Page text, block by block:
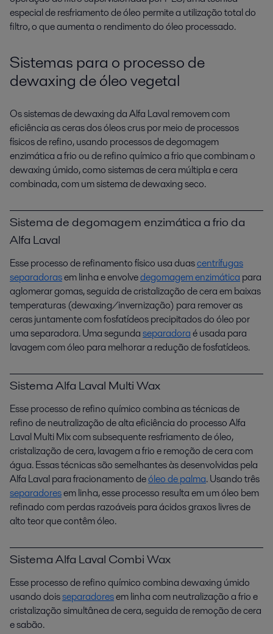
especial de resfriamento de óleo permite a utilização total do
filtro, o que aumenta o rendimento do óleo processado.
Sistemas para o processo de
dewaxing de óleo vegetal
Os sistemas de dewaxing da Alfa Laval removem com
eficiência as ceras dos óleos crus por meio de processos
físicos de refino, usando processos de degomagem
enzimática a frio ou de refino químico a frio que combinam o
dewaxing úmido, como sistemas de cera múltipla e cera
combinada, com um sistema de dewaxing seco.
Sistema de degomagem enzimática a frio da
Alfa Laval
Esse processo de refinamento físico usa duascentrífugas
separadorasem linha e envolvedegomagem enzimática para
aglomerar gomas, seguida de cristalização de cera em baixas
temperaturas (dewaxing/invernização) para remover as
ceras juntamente com fosfatídeos precipitados do óleo por
uma separadora. Uma segundaseparadoraé usada para
lavagem com óleo para melhorar a redução de fosfatídeos.
Sistema Alfa Laval Multi Wax
Esse processo de refino químico combina as técnicas de
refino de neutralização de alta eficiência do processo Alfa
Laval Multi Mix com subsequente resfriamento de óleo,
cristalização de cera, lavagem a frio e remoção de cera com
água. Essas técnicas são semelhantes às desenvolvidas pela
Alfa Laval para fracionamento deóleo de palma. Usando três
separadoresem linha, esse processo resulta em um óleo bem
refinado com perdas razoáveis para ácidos graxos livres de
alto teor que contêm óleo.
Sistema Alfa Laval Combi Wax
Esse processo de refino químico combina dewaxing úmido
usando doisseparadoresem linha com neutralização a frio e
cristalização simultânea de cera, seguida de remoção de cera
e sabão.